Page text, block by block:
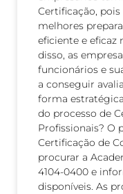
Certificação,
melhores
eficiente e
disso, as
funcionários e
a conseguir
forma
do processo de
Profissionais? O
Certificação de
procurar a
4104-0400 e
disponíveis. As